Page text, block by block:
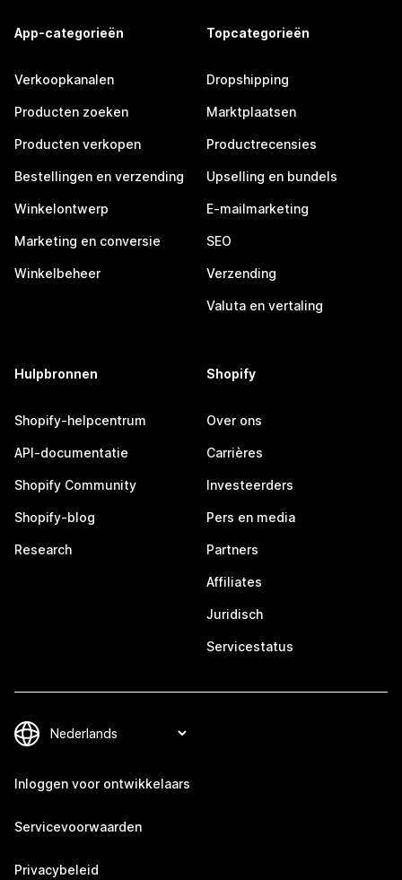
App-categorieën
Verkoopkanalen
Producten zoeken
Producten verkopen
Bestellingen en verzending
Winkelontwerp
Marketing en conversie
Winkelbeheer
Topcategorieën
Dropshipping
Marktplaatsen
Productrecensies
Upselling en bundels
E-mailmarketing
SEO
Verzending
Valuta en vertaling
Hulpbronnen
Shopify-helpcentrum
API-documentatie
Shopify Community
Shopify-blog
Research
Shopify
Over ons
Carrières
Investeerders
Pers en media
Partners
Affiliates
Juridisch
Servicestatus
Inloggen voor ontwikkelaars
Servicevoorwaarden
Privacybeleid